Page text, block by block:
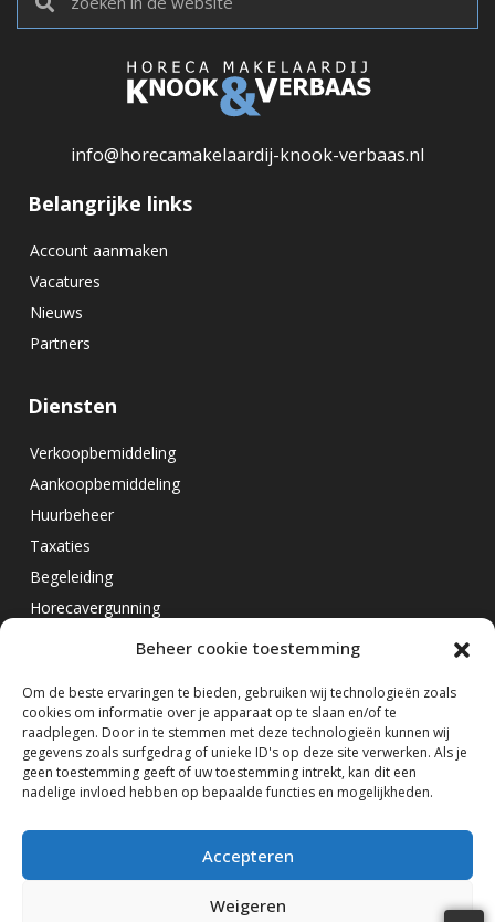
Beheer cookie toestemming
Om de beste ervaringen te bieden, gebruiken wij technologieën zoals
cookies om informatie over je apparaat op te slaan en/of te
raadplegen. Door in te stemmen met deze technologieën kunnen wij
gegevens zoals surfgedrag of unieke ID's op deze site verwerken. Als je
geen toestemming geeft of uw toestemming intrekt, kan dit een
nadelige invloed hebben op bepaalde functies en mogelijkheden.
Accepteren
Weigeren
info@horecamakelaardij-knook-verbaas.nl
Belangrijke links
Account aanmaken
Vacatures
Nieuws
Partners
Diensten
Verkoopbemiddeling
Aankoopbemiddeling
Huurbeheer
Taxaties
Begeleiding
Horecavergunning
Horecamakelaar Rotterdam
Horecamakelaar Eindhoven
Horecamakelaar Amsterdam